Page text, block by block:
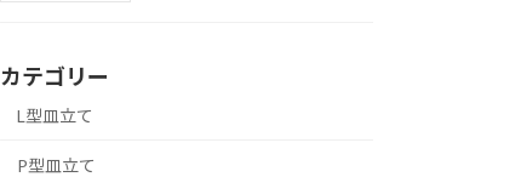
カテゴリー
L型皿立て
P型皿立て